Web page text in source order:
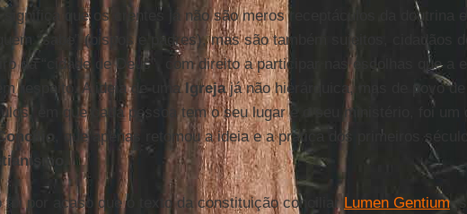
significa que os crentes já não são meros receptáculos da doutrina
quem “sabe” (bispos e padres), mas são também sujeitos, cidadãos
da “cidade de Deus”, com direito a participar nas escolhas que a
respeito. A ideia de umaIgrejajá não hierárquica, mas de povo
em que cada pessoa tem o seu lugar e o seu ministério, foi um
, que apenas retomou a ideia e a prática dos primeiros
foi por acaso que o texto da constituição conciliar Lumen Gentium,